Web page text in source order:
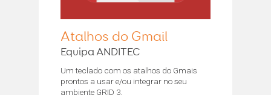
Atalhos do Gmail
Equipa ANDITEC
Um teclado com os atalhos do Gmais
prontos a usar e/ou integrar no seu
ambiente GRID 3.